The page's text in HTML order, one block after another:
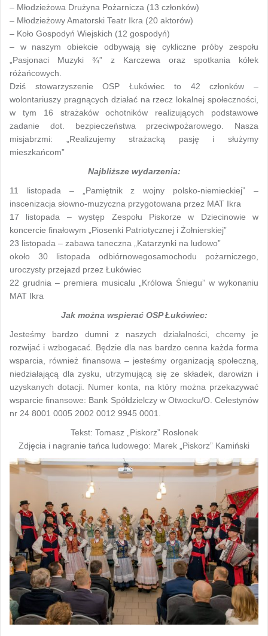
– Młodzieżowa Drużyna Pożarnicza (13 członków)
– Młodzieżowy Amatorski Teatr Ikra (20 aktorów)
– Koło Gospodyń Wiejskich (12 gospodyń)
– w naszym obiekcie odbywają się cykliczne próby zespołu
„Pasjonaci Muzyki ¾” z Karczewa oraz spotkania kółek
różańcowych.
Dziś stowarzyszenie OSP Łukówiec to 42 członków –
wolontariuszy pragnących działać na rzecz lokalnej społeczności,
w tym 16 strażaków ochotników realizujących podstawowe
zadanie dot. bezpieczeństwa przeciwpożarowego. Nasza
misjabrzmi: „Realizujemy strażacką pasję i służymy
mieszkańcom”
Najbliższe wydarzenia:
11 listopada – „Pamiętnik z wojny polsko-niemieckiej” –
inscenizacja słowno-muzyczna przygotowana przez MAT Ikra
17 listopada – występ Zespołu Piskorze w Dziecinowie w
koncercie finałowym „Piosenki Patriotycznej i Żołnierskiej”
23 listopada – zabawa taneczna „Katarzynki na ludowo”
około 30 listopada odbiórnowegosamochodu pożarniczego,
uroczysty przejazd przez Łukówiec
22 grudnia – premiera musicalu „Królowa Śniegu” w wykonaniu
MAT Ikra
Jak można wspierać OSP Łukówiec:
Jesteśmy bardzo dumni z naszych działalności, chcemy je
rozwijać i wzbogacać. Będzie dla nas bardzo cenna każda forma
wsparcia, również finansowa – jesteśmy organizacją społeczną,
niedziałającą dla zysku, utrzymującą się ze składek, darowizn i
uzyskanych dotacji. Numer konta, na który można przekazywać
wsparcie finansowe: Bank Spółdzielczy w Otwocku/O. Celestynów
nr 24 8001 0005 2002 0012 9945 0001.
Tekst: Tomasz „Piskorz” Rosłonek
Zdjęcia i nagranie tańca ludowego: Marek „Piskorz” Kamiński